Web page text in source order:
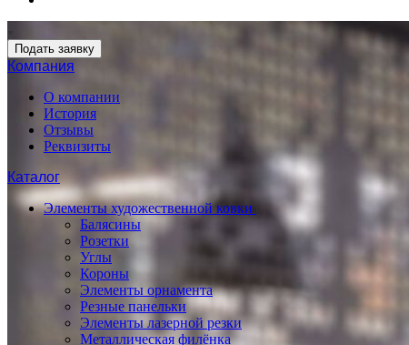
Подать заявку
Компания
О компании
История
Отзывы
Реквизиты
Каталог
Элементы художественной ковки
Балясины
Розетки
Углы
Короны
Элементы орнамента
Резные панельки
Элементы лазерной резки
Металлическая филёнка